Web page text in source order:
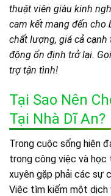
thuật viên giàu kinh
cam kết mang đến cho
chất lượng, giá cả cạnh
động ổn định trở lại.
trợ tận tình!
Tại Sao Nên
Tại Nhà Dĩ An?
Trong cuộc sống hiện
trong công việc và học
xuyên gặp phải các sự
Việc tìm kiếm một dịch